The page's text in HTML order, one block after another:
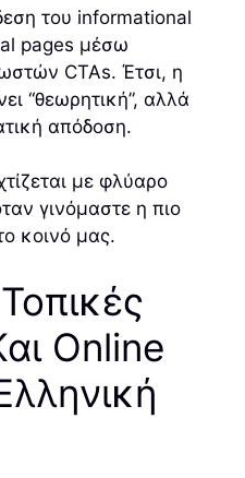
του informational
pages μέσω
CTAs. Έτσι, η
“θεωρητική”, αλλά
απόδοση.
με φλύαρο
γινόμαστε η πιο
κοινό μας.
Online